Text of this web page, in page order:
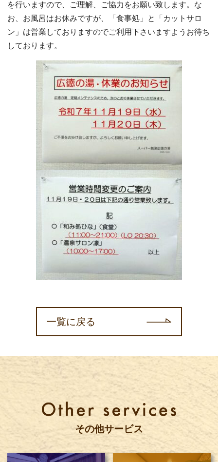
を行いますので、ご理解、ご協力をお願い致します。な
お、お風呂はお休みですが、「食事処」と「カットサロ
ン」は営業しておりますのでご利用下さいますようお待ち
しております。
一覧に戻る
その他サービス